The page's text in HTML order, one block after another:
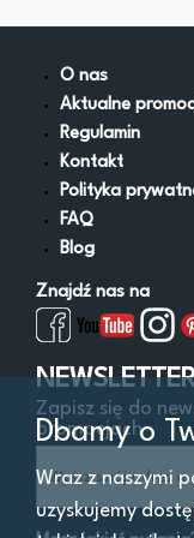
Równiarki
Rozściełacze asfaltu
Spycharki
Walce
Wozidła
Zagęszczarki
Ładowarki
Cena Od:
Lokalizacja
Województwo
O nas
Aktualne
Regulamin
Kontakt
Polityka
FAQ
Blog
Znajdź nas na
Zapisz się do
promocjach
Dbamy o
Wraz z naszymi
uzyskujemy